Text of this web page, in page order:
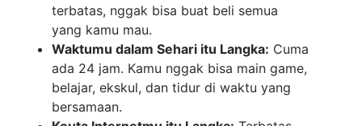
terbatas, nggak bisa buat beli semua
yang kamu mau.
Waktumu dalam Sehari itu Langka: Cuma
ada 24 jam. Kamu nggak bisa main game,
belajar, ekskul, dan tidur di waktu yang
bersamaan.